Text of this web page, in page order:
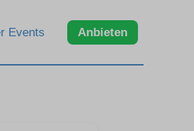
Events Anbieten